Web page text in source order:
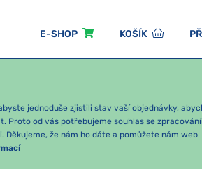
E-SHOP KOŠÍK
jednoduše zjistili stav vaší objednávky,
Proto od vás potřebujeme souhlas se
že nám ho dáte a pomůžete nám web